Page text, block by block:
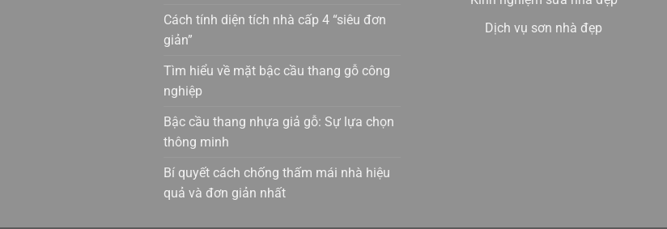
Cách tính diện tích nhà cấp 4 “siêu đơn
giản”
Tìm hiểu về mặt bậc cầu thang gỗ công
nghiệp
Bậc cầu thang nhựa giả gỗ: Sự lựa chọn
thông minh
Bí quyết cách chống thấm mái nhà hiệu
quả và đơn giản nhất
Dịch vụ sơn nhà đẹp